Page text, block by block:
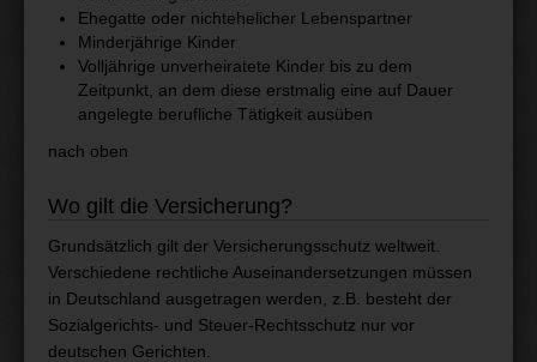
Ehegatte oder nichtehelicher Lebenspartner
Minderjährige Kinder
Volljährige unverheiratete Kinder bis zu dem
Zeitpunkt, an dem diese erstmalig eine auf Dauer
angelegte berufliche Tätigkeit ausüben
nach oben
Wo gilt die Versicherung?
Grundsätzlich gilt der Versicherungsschutz weltweit.
Verschiedene rechtliche Auseinandersetzungen müssen
in Deutschland ausgetragen werden, z.B. besteht der
Sozialgerichts- und Steuer-Rechtsschutz nur vor
deutschen Gerichten.